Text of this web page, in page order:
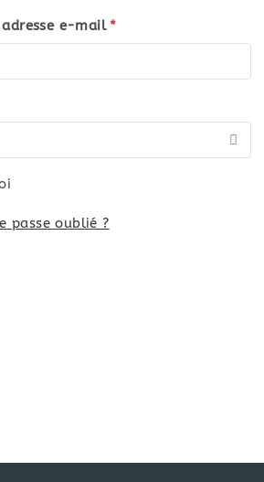
e-mail *
passe oublié ?